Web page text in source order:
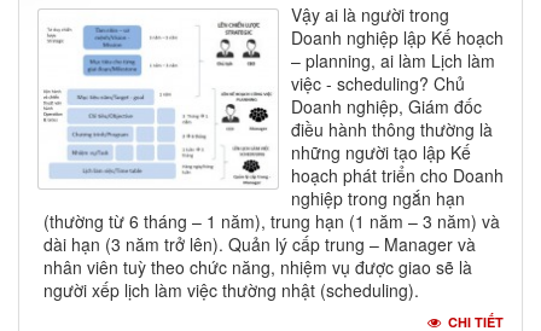
Vậy ai là người trong
Doanh nghiệp lập Kế hoạch
– planning, ai làm Lịch làm
việc - scheduling? Chủ
Doanh nghiệp, Giám đốc
điều hành thông thường là
những người tạo lập Kế
hoạch phát triển cho Doanh
nghiệp trong ngắn hạn
(thường từ 6 tháng – 1 năm), trung hạn (1 năm – 3 năm) và
dài hạn (3 năm trở lên). Quản lý cấp trung – Manager và
nhân viên tuỳ theo chức năng, nhiệm vụ được giao sẽ là
người xếp lịch làm việc thường nhật (scheduling).
CHI TIẾT